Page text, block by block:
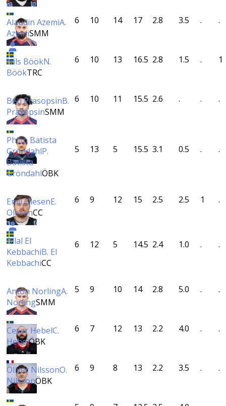
Alaudin AzemiA.
AzemiSMM
6 10 14 17 2.8 3.5 . .
Nils BöökN.
BöökTRC
6 10 13 16.5 2.8 1.5 . 1
Ben PrasopsinB.
PrasopsinSMM
6 10 11 15.5 2.6 . . .
Philip Batista
GröndahlP.
Batista
GröndahlÖBK
5 13 5 15.5 3.1 0.5 . .
Emil OlesenE.
OlesenCC
6 9 12 15 2.5 2.5 1 .
Bilal El
KebbachiB. El
KebbachiCC
6 12 5 14.5 2.4 1.0 . .
Anton NorlingA.
NorlingSMM
5 9 10 14 2.8 5.0 . .
Cesar HebelC.
HebelÖBK
6 7 12 13 2.2 4.0 . .
Oliver NilssonO.
NilssonÖBK
6 9 8 13 2.2 3.5 . .